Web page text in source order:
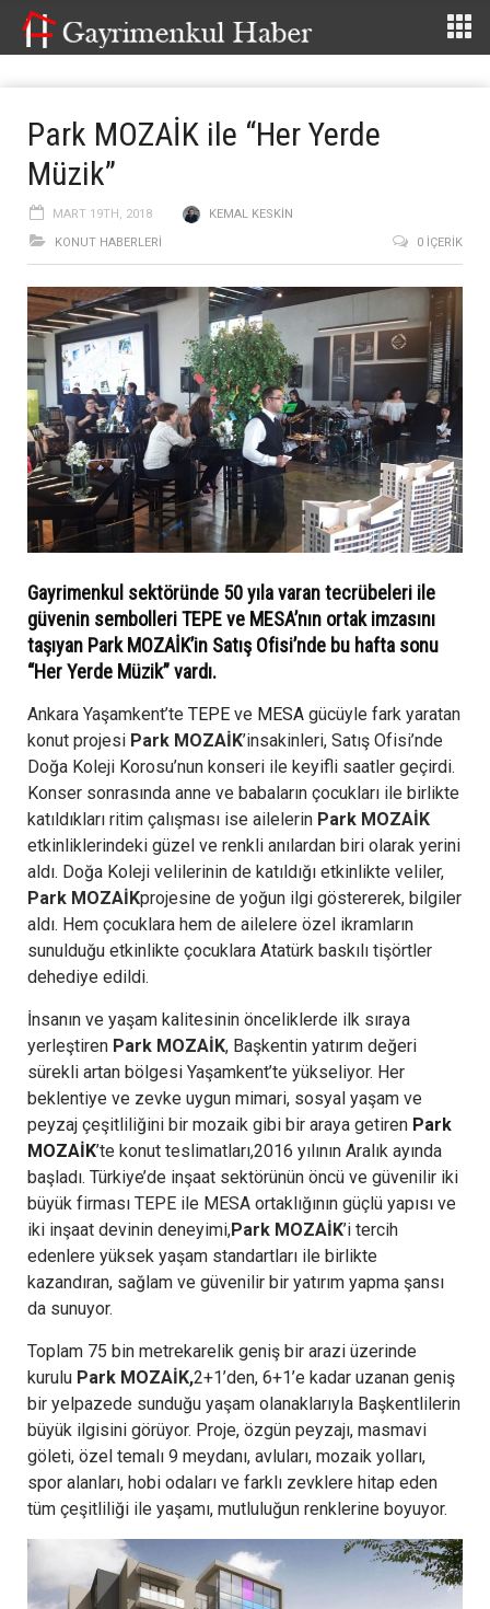
Park MOZAİK ile “Her Yerde
Müzik”
MART 19TH, 2018
KEMAL KESKIN
KONUT HABERLERI
0 İÇERIK
Gayrimenkul sektöründe 50 yıla varan tecrübeleri ile
güvenin sembolleri TEPE ve MESA’nın ortak imzasını
taşıyan Park MOZAİK’in Satış Ofisi’nde bu hafta sonu
“Her Yerde Müzik” vardı.
Ankara Yaşamkent’te TEPE ve MESA gücüyle fark yaratan
konut projesi Park MOZAİK’insakinleri, Satış Ofisi’nde
Doğa Koleji Korosu’nun konseri ile keyifli saatler geçirdi.
Konser sonrasında anne ve babaların çocukları ile birlikte
katıldıkları ritim çalışması ise ailelerin Park MOZAİK
etkinliklerindeki güzel ve renkli anılardan biri olarak yerini
aldı. Doğa Koleji velilerinin de katıldığı etkinlikte veliler,
Park MOZAİKprojesine de yoğun ilgi göstererek, bilgiler
aldı. Hem çocuklara hem de ailelere özel ikramların
sunulduğu etkinlikte çocuklara Atatürk baskılı tişörtler
dehediye edildi.
İnsanın ve yaşam kalitesinin önceliklerde ilk sıraya
yerleştiren Park MOZAİK, Başkentin yatırım değeri
sürekli artan bölgesi Yaşamkent’te yükseliyor. Her
beklentiye ve zevke uygun mimari, sosyal yaşam ve
peyzaj çeşitliliğini bir mozaik gibi bir araya getiren Park
MOZAİK’te konut teslimatları,2016 yılının Aralık ayında
başladı. Türkiye’de inşaat sektörünün öncü ve güvenilir iki
büyük firması TEPE ile MESA ortaklığının güçlü yapısı ve
iki inşaat devinin deneyimi,Park MOZAİK’i tercih
edenlere yüksek yaşam standartları ile birlikte
kazandıran, sağlam ve güvenilir bir yatırım yapma şansı
da sunuyor.
Toplam 75 bin metrekarelik geniş bir arazi üzerinde
kurulu Park MOZAİK,2+1’den, 6+1’e kadar uzanan geniş
bir yelpazede sunduğu yaşam olanaklarıyla Başkentlilerin
büyük ilgisini görüyor. Proje, özgün peyzajı, masmavi
göleti, özel temalı 9 meydanı, avluları, mozaik yolları,
spor alanları, hobi odaları ve farklı zevklere hitap eden
tüm çeşitliliği ile yaşamı, mutluluğun renklerine boyuyor.